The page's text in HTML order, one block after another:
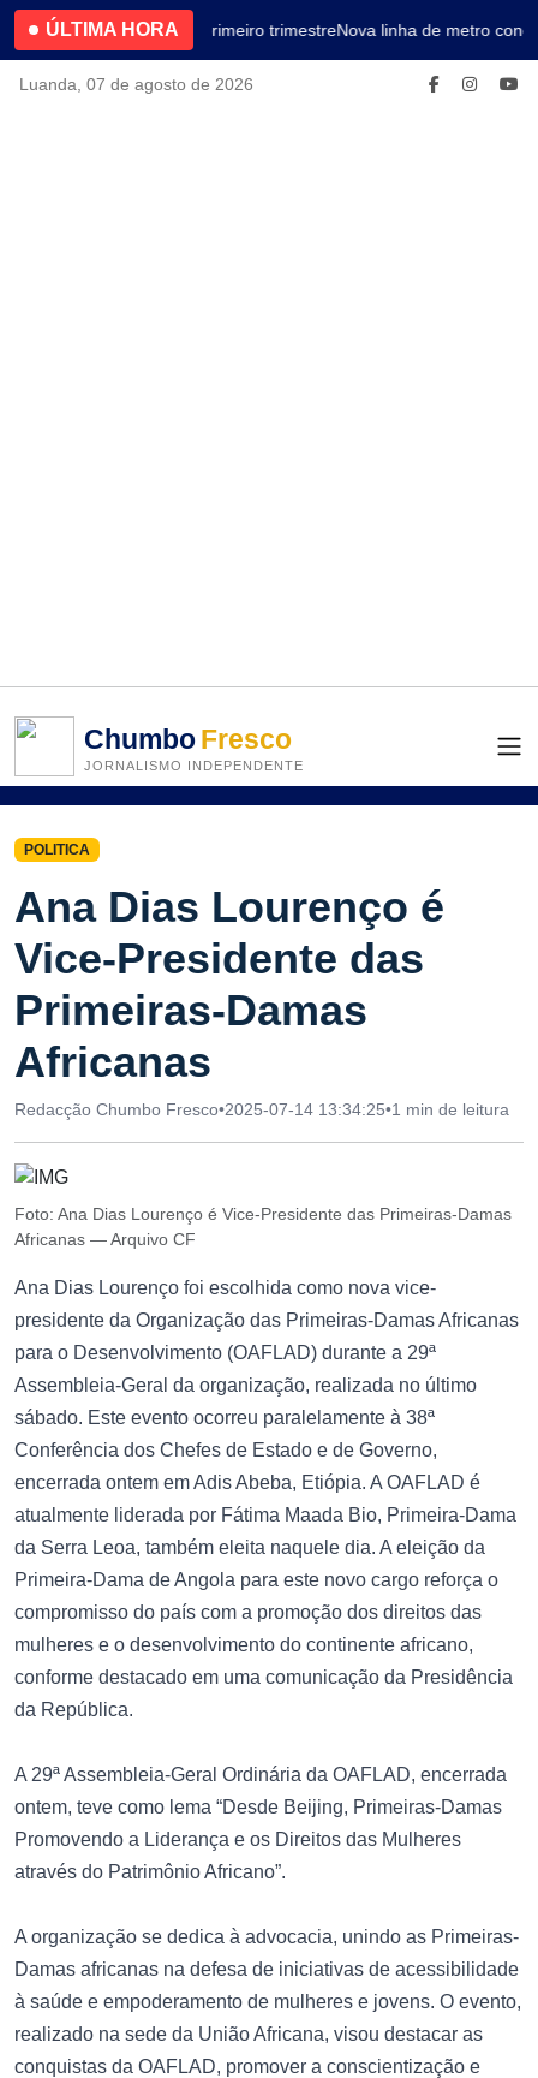
ÚLTIMA HORA4.2% no primeiro trimestreNova linha de metro
Luanda, 07 de agosto de 2026
ChumboFresco
JORNALISMO INDEPENDENTE
POLITICA
Ana Dias Lourenço é
Vice-Presidente das
Primeiras-Damas
Africanas
Redacção Chumbo Fresco•2025-07-14 13:34:25•1 min de leitura
Foto: Ana Dias Lourenço é Vice-Presidente das Primeiras-Damas
Africanas — Arquivo CF
Ana Dias Lourenço foi escolhida como nova vice-
presidente da Organização das Primeiras-Damas Africanas
para o Desenvolvimento (OAFLAD) durante a 29ª
Assembleia-Geral da organização, realizada no último
sábado. Este evento ocorreu paralelamente à 38ª
Conferência dos Chefes de Estado e de Governo,
encerrada ontem em Adis Abeba, Etiópia. A OAFLAD é
atualmente liderada por Fátima Maada Bio, Primeira-Dama
da Serra Leoa, também eleita naquele dia. A eleição da
Primeira-Dama de Angola para este novo cargo reforça o
compromisso do país com a promoção dos direitos das
mulheres e o desenvolvimento do continente africano,
conforme destacado em uma comunicação da Presidência
da República.
A 29ª Assembleia-Geral Ordinária da OAFLAD, encerrada
ontem, teve como lema “Desde Beijing, Primeiras-Damas
Promovendo a Liderança e os Direitos das Mulheres
através do Patrimônio Africano”.
A organização se dedica à advocacia, unindo as Primeiras-
Damas africanas na defesa de iniciativas de acessibilidade
à saúde e empoderamento de mulheres e jovens. O evento,
realizado na sede da União Africana, visou destacar as
conquistas da OAFLAD, promover a conscientização e